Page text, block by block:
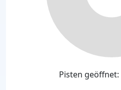
Pisten geöffnet: